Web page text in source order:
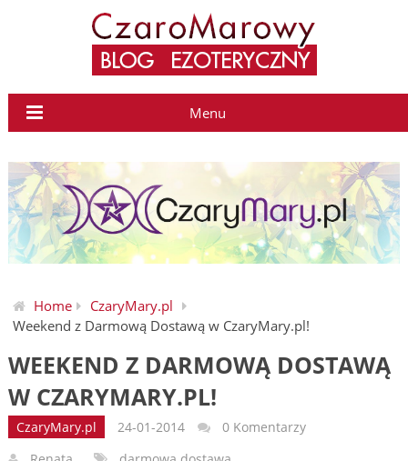
Menu
Home
CzaryMary.pl
Weekend z Darmową Dostawą w CzaryMary.pl!
WEEKEND Z DARMOWĄ DOSTAWĄ
W CZARYMARY.PL!
CzaryMary.pl 24-01-2014
0 Komentarzy